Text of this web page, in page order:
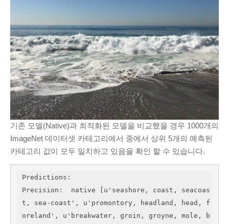
기존 모델(Native)과 최적화된 모델을 비교했을 경우 1000개의
ImageNet 데이터셋 카테고리에서 중에서 상위 5개의 예측된
카테고리 값이 모두 일치하고 있음을 확인 할 수 있습니다.
Predictions:
Precision:  native [u'seashore, coast, seacoas
t, sea-coast', u'promontory, headland, head, f
oreland', u'breakwater, groin, groyne, mole, b